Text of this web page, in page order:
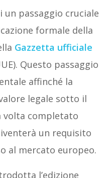
passaggio cruciale
formale della
Gazzetta ufficiale
Questo passaggio
affinché la
legale sotto il
volta completato
un requisito
al mercato europeo.
l’edizione